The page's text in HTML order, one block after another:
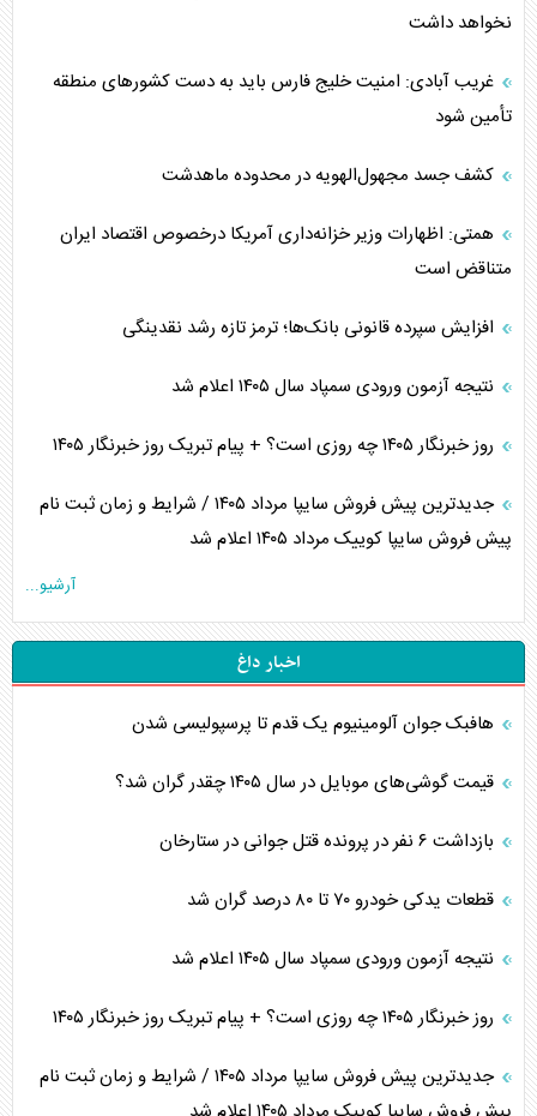
نخواهد داشت
غریب آبادی: امنیت خلیج فارس باید به دست کشورهای منطقه
تأمین شود
کشف جسد مجهول‌الهویه در محدوده ماهدشت
همتی: اظهارات وزیر خزانه‌داری آمریکا درخصوص اقتصاد ایران
متناقض است
افزایش سپرده قانونی بانک‌ها؛ ترمز تازه رشد نقدینگی
نتیجه آزمون ورودی سمپاد سال ۱۴۰۵ اعلام شد
روز خبرنگار ۱۴۰۵ چه روزی است؟ + پیام تبریک روز خبرنگار ۱۴۰۵
جدیدترین پیش فروش سایپا مرداد ۱۴۰۵ / شرایط و زمان ثبت نام
پیش فروش سایپا کوییک مرداد ۱۴۰۵ اعلام شد
آرشیو...
اخبار داغ
هافبک جوان آلومینیوم یک قدم تا پرسپولیسی شدن
قیمت گوشی‌های موبایل در سال ۱۴۰۵ چقدر گران شد؟
بازداشت ۶ نفر در پرونده قتل جوانی در ستارخان
قطعات یدکی خودرو ۷۰ تا ۸۰ درصد گران شد
نتیجه آزمون ورودی سمپاد سال ۱۴۰۵ اعلام شد
روز خبرنگار ۱۴۰۵ چه روزی است؟ + پیام تبریک روز خبرنگار ۱۴۰۵
جدیدترین پیش فروش سایپا مرداد ۱۴۰۵ / شرایط و زمان ثبت نام